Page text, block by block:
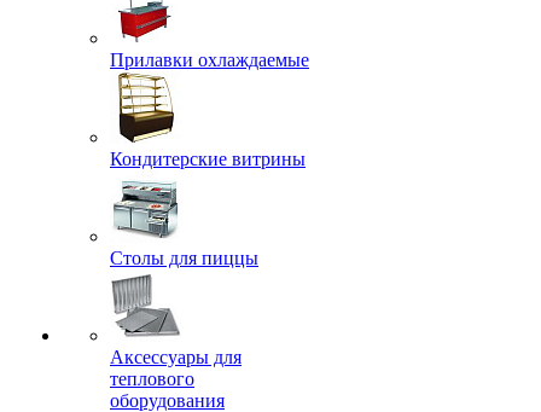
Прилавки охлаждаемые
Кондитерские витрины
Столы для пиццы
Аксессуары для
теплового
оборудования